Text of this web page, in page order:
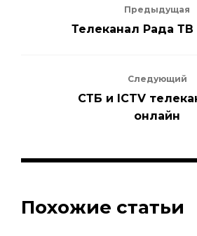
Предыдущая
Телеканал Рада ТВ
Следующий
СТБ и ICTV
онлайн
Похожие статьи